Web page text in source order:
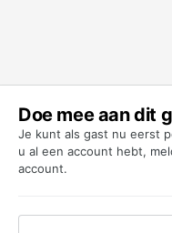
Doe mee aan dit
Je kunt als gast nu eerst
u al een account hebt,
account.